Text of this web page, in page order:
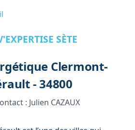
SÈTE
Clermont-
- 34800
: Julien CAZAUX